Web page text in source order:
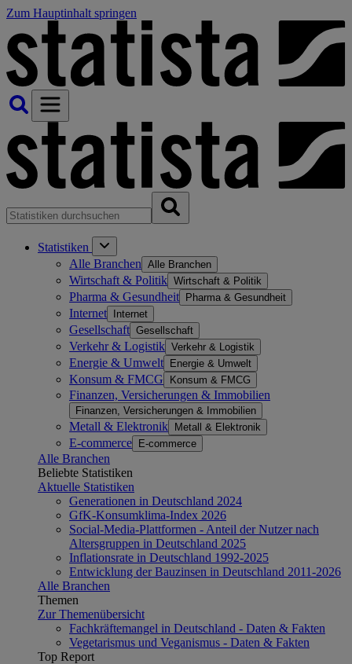
Zum Hauptinhalt springen
Statistiken
Alle Branchen Alle Branchen
Wirtschaft & Politik Wirtschaft & Politik
Pharma & Gesundheit Pharma & Gesundheit
Internet Internet
Gesellschaft Gesellschaft
Verkehr & Logistik Verkehr & Logistik
Energie & Umwelt Energie & Umwelt
Konsum & FMCG Konsum & FMCG
Finanzen, Versicherungen & Immobilien
Finanzen, Versicherungen & Immobilien
Metall & Elektronik Metall & Elektronik
E-commerce E-commerce
Alle Branchen
Beliebte Statistiken
Aktuelle Statistiken
Generationen in Deutschland 2024
GfK-Konsumklima-Index 2026
Social-Media-Plattformen - Anteil der Nutzer nach
Altersgruppen in Deutschland 2025
Inflationsrate in Deutschland 1992-2025
Entwicklung der Bauzinsen in Deutschland 2011-2026
Alle Branchen
Themen
Zur Themenübersicht
Fachkräftemangel in Deutschland - Daten & Fakten
Vegetarismus und Veganismus - Daten & Fakten
Top Report